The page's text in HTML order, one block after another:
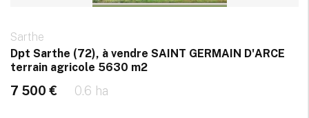
Sarthe
Dpt Sarthe (72), à vendre SAINT GERMAIN D'ARCE
terrain agricole 5630 m2
7 500 € 0.6 ha